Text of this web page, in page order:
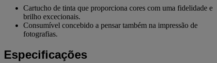
Cartucho de tinta que proporciona cores com uma fidelidade e
brilho excecionais.
Consumível concebido a pensar também na impressão de
fotografias.
Especificações